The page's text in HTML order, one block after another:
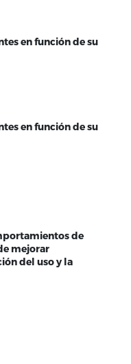
en función de su
en función de su
de
mejorar
del uso y la